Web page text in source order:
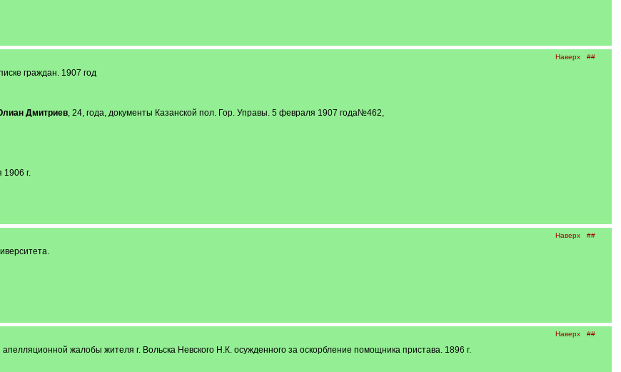
Наверх ##
граждан. 1907 год
Дмитриев, 24, года, документы Казанской пол. Гор. Управы. 5 февраля 1907 года№462,
г.
Наверх ##
Наверх ##
жалобы жителя г. Вольска Невского Н.К. осужденного за оскорбление помощника пристава. 1896 г.